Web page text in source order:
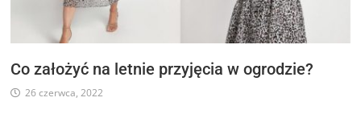
Co założyć na letnie przyjęcia w ogrodzie?
26 czerwca, 2022